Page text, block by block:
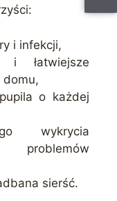
i infekcji,
i łatwiejsze
domu,
o każdej
wykrycia
sierść.